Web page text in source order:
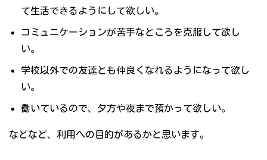
て生活できるようにして欲しい。
コミュニケーションが苦手なところを克服して欲し
い。
学校以外での友達とも仲良くなれるようになって欲し
い。
働いているので、夕方や夜まで預かって欲しい。
などなど、利用への目的があるかと思います。